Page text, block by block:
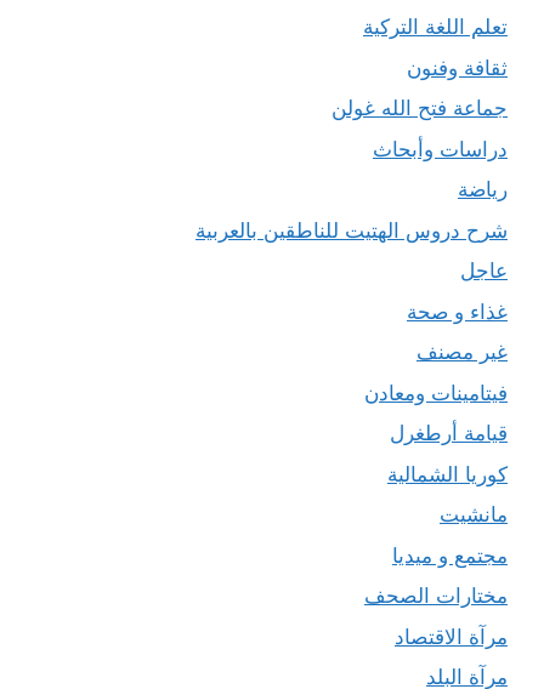
تعلم اللغة التركية
ثقافة وفنون
جماعة فتح الله غولن
دراسات وأبحاث
رياضة
شرح دروس الهتيت للناطقين بالعربية
عاجل
غذاء و صحة
غير مصنف
فيتامينات ومعادن
قيامة أرطغرل
كوريا الشمالية
مانشيت
مجتمع و ميديا
مختارات الصحف
مرآة الاقتصاد
مرآة البلد